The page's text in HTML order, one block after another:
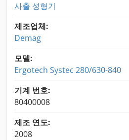
사출 성형기
제조업체:
Demag
모델:
Ergotech Systec 280/630-840
기계 번호:
80400008
제조 연도:
2008